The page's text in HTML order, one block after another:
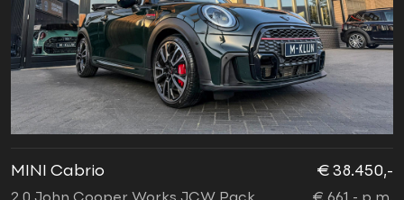
MINI Cabrio € 38.450,-